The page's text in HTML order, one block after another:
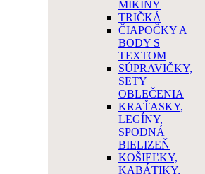
MIKINY
TRIČKÁ
ČIAPOČKY A
BODY S
TEXTOM
SÚPRAVIČKY,
SETY
OBLEČENIA
KRAŤASKY,
LEGÍNY,
SPODNÁ
BIELIZEŇ
KOŠIEĽKY,
KABÁTIKY,